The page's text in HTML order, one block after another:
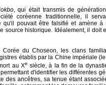
, qui était transmis de
coréenne traditionnelle, il
pouvait être falsifié et amène à
source historique. Idéalement, il doit
du Choseon, les clans
établis par la Chine impériale
au Xe siècle, à la fin de la
d'identifier les différentes
des ancêtres, sa tenue étant